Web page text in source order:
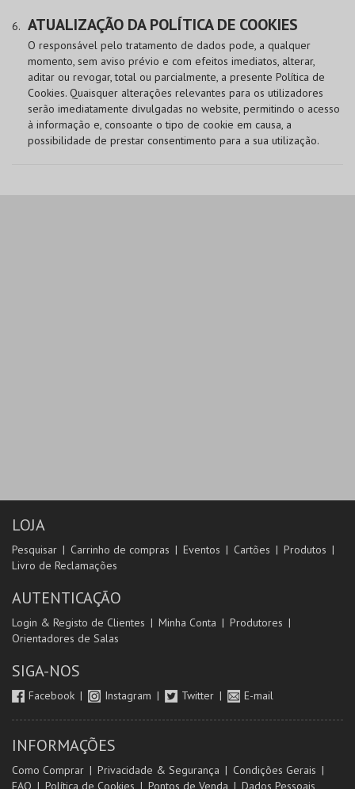
ATUALIZAÇÃO DA POLÍTICA DE COOKIES
O responsável pelo tratamento de dados pode, a qualquer
momento, sem aviso prévio e com efeitos imediatos, alterar,
aditar ou revogar, total ou parcialmente, a presente Política de
Cookies. Quaisquer alterações relevantes para os utilizadores
serão imediatamente divulgadas no website, permitindo o acesso
à informação e, consoante o tipo de cookie em causa, a
possibilidade de prestar consentimento para a sua utilização.
LOJA
Pesquisar Carrinho de compras Eventos Cartões
Produtos
Livro de Reclamações
AUTENTICAÇÃO
Login & Registo de Clientes Minha Conta
Produtores
Orientadores de Salas
SIGA-NOS
Facebook Instagram Twitter E-mail
INFORMAÇÕES
Como Comprar Privacidade & Segurança
Condições Gerais
FAQ
Política de Cookies Pontos de Venda Dados Pessoais